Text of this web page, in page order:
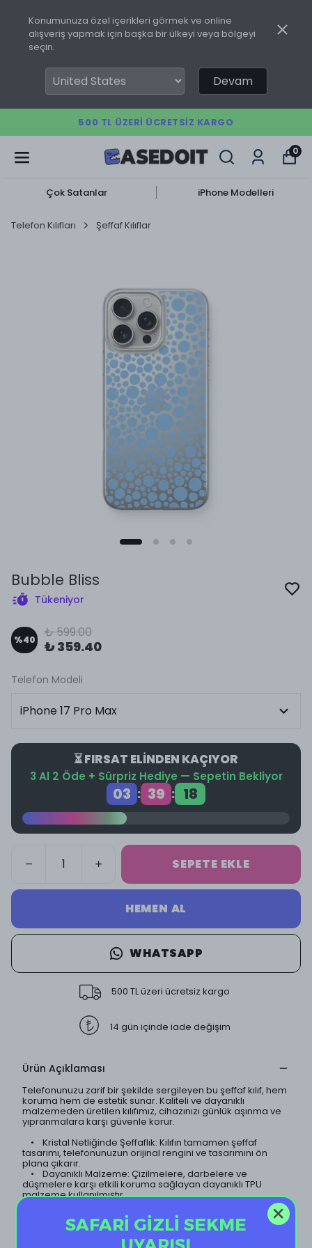
Konumunuza özel içerikleri görmek ve online
alışveriş yapmak için başka bir ülkeyi veya bölgeyi
seçin.
Devam
500 TL ÜZERI ÜCRETSIZ KARGO
0
Çok Satanlar iPhone Modelleri
Telefon Kılıfları Şeffaf Kılıflar
Bubble Bliss
Tükeniyor
%40 ₺ 599.00
₺ 359.40
Telefon Modeli
⏳ FIRSAT ELİNDEN KAÇIYOR
3 Al 2 Öde + Sürpriz Hediye — Sepetin Bekliyor
03 : 39 : 18
SEPETE EKLE
HEMEN AL
WHATSAPP
500 TL üzeri ücretsiz kargo
14 gün içinde iade değişim
Ürün Açıklaması
Telefonunuzu zarif bir şekilde sergileyen bu şeffaf kılıf, hem
koruma hem de estetik sunar. Kaliteli ve dayanıklı
malzemeden üretilen kılıfımız, cihazınızı günlük aşınma ve
yıpranmalara karşı güvenle korur.
• Kristal Netliğinde Şeffaflık: Kılıfın tamamen şeffaf
tasarımı, telefonunuzun orijinal rengini ve tasarımını ön
plana çıkarır.
• Dayanıklı Malzeme: Çizilmelere, darbelere ve
düşmelere karşı etkili koruma sağlayan dayanıklı TPU
malzeme kullanılmıştır.
koruyan hafif tasarımı sayesinde, kılıf neredeyse
görünmezdir.
• Sararma Yapmaz: Özel kaplama teknolojisi sayesinde
SAFARİ GİZLİ SEKME